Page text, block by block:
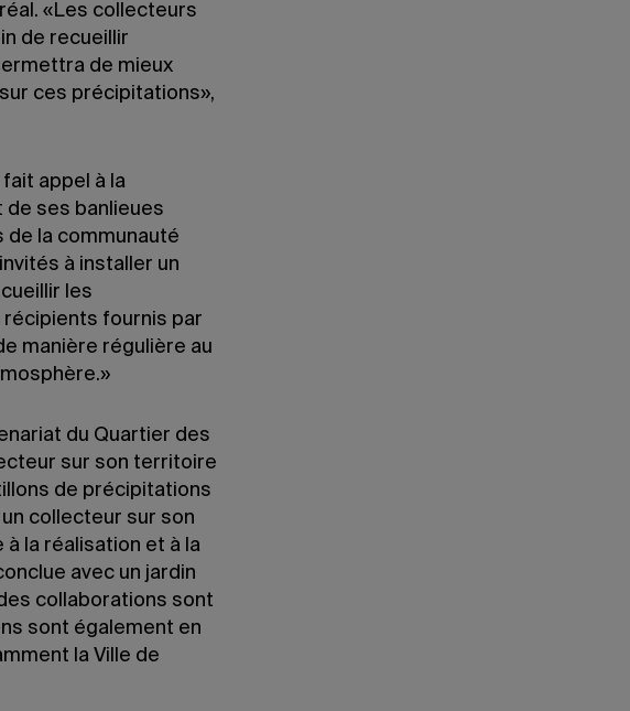
«Les collecteurs
de recueillir
de mieux
ces précipitations»,
appel à la
de ses banlieues
de la communauté
à installer un
les
récipients fournis par
manière régulière au
du Quartier des
sur son territoire
de précipitations
collecteur sur son
la réalisation et à la
avec un jardin
collaborations sont
sont également en
la Ville de